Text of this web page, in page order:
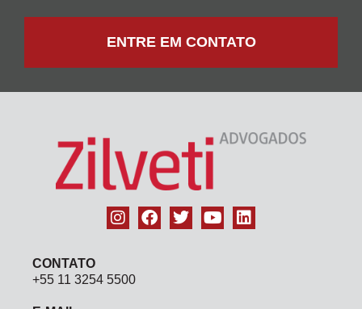
ENTRE EM CONTATO
CONTATO
+55 11 3254 5500